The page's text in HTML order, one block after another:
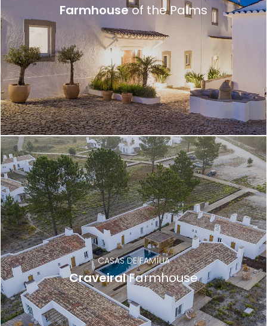
Farmhouseof the Palms
CASAS DE FAMÍLIA
CraveiralFarmhouse